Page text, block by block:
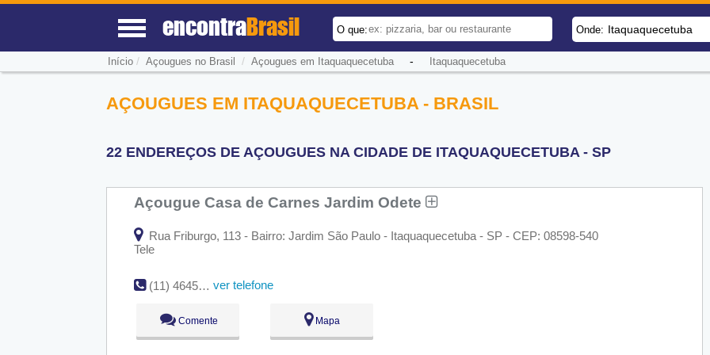
encontraBrasil O que: Onde: Itaquaquecetuba
Início/ Açougues no Brasil / Açougues em Itaquaquecetuba- Itaquaquecetuba
AÇOUGUES EM ITAQUAQUECETUBA - BRASIL
22 ENDEREÇOS DE AÇOUGUES NA CIDADE DE ITAQUAQUECETUBA - SP
Açougue Casa de Carnes Jardim Odete
Rua Friburgo, 113 - Bairro: Jardim São Paulo - Itaquaquecetuba - SP - CEP: 08598-540
Tele
(11) 4645-0311 ver telefone
Comente Mapa